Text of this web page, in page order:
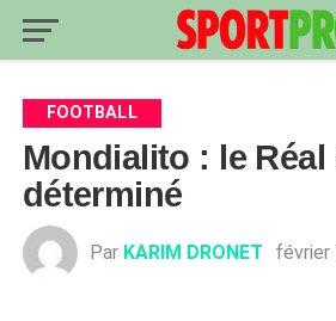
FOOTBALL
Mondialito : le Réal
déterminé
Par KARIM DRONET février